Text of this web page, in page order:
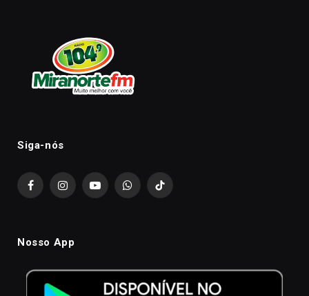
Siga-nós
FacebookInstagramYouTubeWhatsAppTikTok
Nosso App